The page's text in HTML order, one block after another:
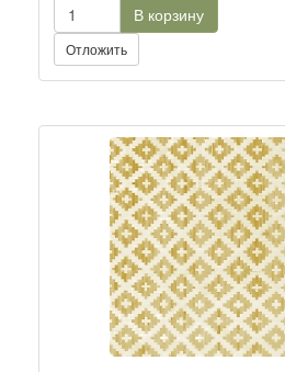
В корзину
Отложить